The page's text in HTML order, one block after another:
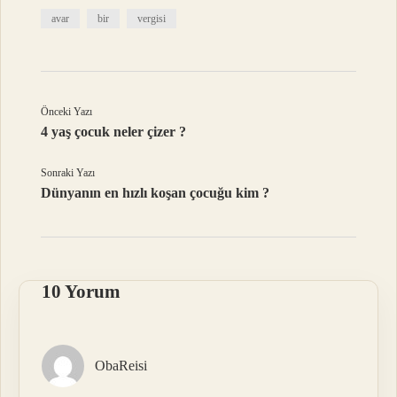
avar bir vergisi
Önceki Yazı
4 yaş çocuk neler çizer ?
Sonraki Yazı
Dünyanın en hızlı koşan çocuğu kim ?
10 Yorum
ObaReisi